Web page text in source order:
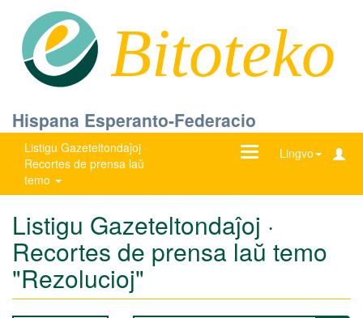
Bitoteko
Hispana Esperanto-Federacio
Listigu Gazeteltondaĵoj ·
Recortes de prensa laŭ
temo
Lingvo
Ŝanĝu
Listigu Gazeteltondaĵoj ·
Recortes de prensa laŭ temo
"Rezolucioj"